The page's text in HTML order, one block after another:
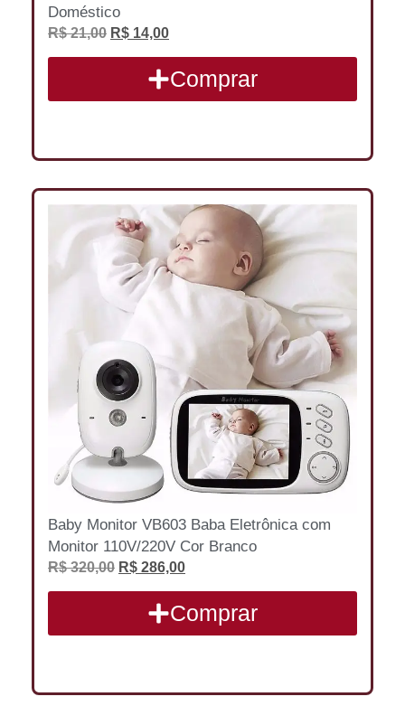
Doméstico
R$21,00 R$ 14,00
Comprar
Baby Monitor VB603 Baba Eletrônica com
Monitor 110V/220V Cor Branco
R$320,00 R$ 286,00
Comprar